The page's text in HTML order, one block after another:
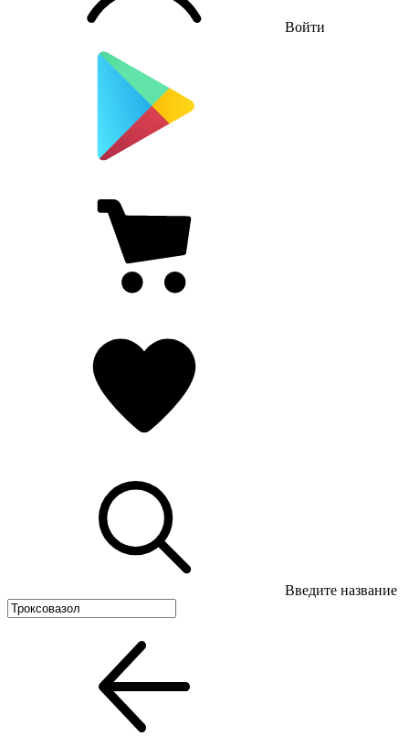
Войти
Введите название